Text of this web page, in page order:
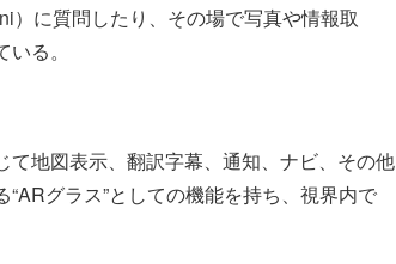
）に質問したり、その場で写真や情報取
る。
地図表示、翻訳字幕、通知、ナビ、その他
グラス”としての機能を持ち、視界内で